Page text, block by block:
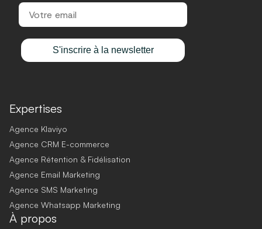
S'inscrire à la newsletter
Expertises
Agence Klaviyo
Agence CRM E-commerce
Agence Rétention & Fidélisation
Agence Email Marketing
Agence SMS Marketing
Agence Whatsapp Marketing
À propos